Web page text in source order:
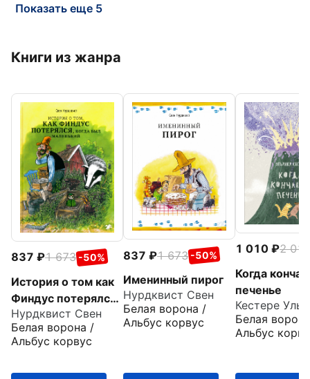
Показать еще 5
Книги из жанра
837 1 673 -50%
История о том как
Финдус потерялся,
когда был
маленький
Нурдквист Свен
Белая ворона /
Альбус корвус
837 1 673 -50%
Именинный пирог
Нурдквист Свен
Белая ворона /
Альбус корвус
1 010
2 019
Когда
печенье
Кестере
Белая
Альбус